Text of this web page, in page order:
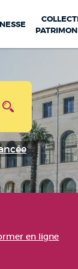
en ligne